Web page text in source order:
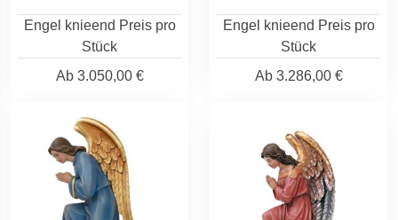
Engel knieend Preis pro
Stück
Ab3.050,00 €
Engel knieend Preis pro
Stück
Ab3.286,00 €